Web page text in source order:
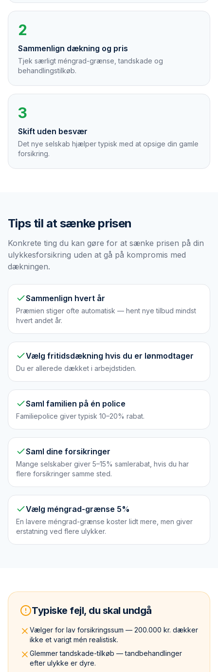
2
Sammenlign dækning og pris
Tjek særligt méngrad-grænse, tandskade og
behandlingstilkøb.
3
Skift uden besvær
Det nye selskab hjælper typisk med at opsige din gamle
forsikring.
Tips til at sænke prisen
Konkrete ting du kan gøre for at sænke prisen på din
ulykkesforsikring uden at gå på kompromis med
dækningen.
Sammenlign hvert år
Præmien stiger ofte automatisk — hent nye tilbud mindst
hvert andet år.
Vælg fritidsdækning hvis du er lønmodtager
Du er allerede dækket i arbejdstiden.
Saml familien på én police
Familiepolice giver typisk 10–20% rabat.
Saml dine forsikringer
Mange selskaber giver 5–15% samlerabat, hvis du har
flere forsikringer samme sted.
Vælg méngrad-grænse 5%
En lavere méngrad-grænse koster lidt mere, men giver
erstatning ved flere ulykker.
Typiske fejl, du skal undgå
Vælger for lav forsikringssum — 200.000 kr. dækker
ikke et varigt mén realistisk.
Glemmer tandskade-tilkøb — tandbehandlinger
efter ulykke er dyre.